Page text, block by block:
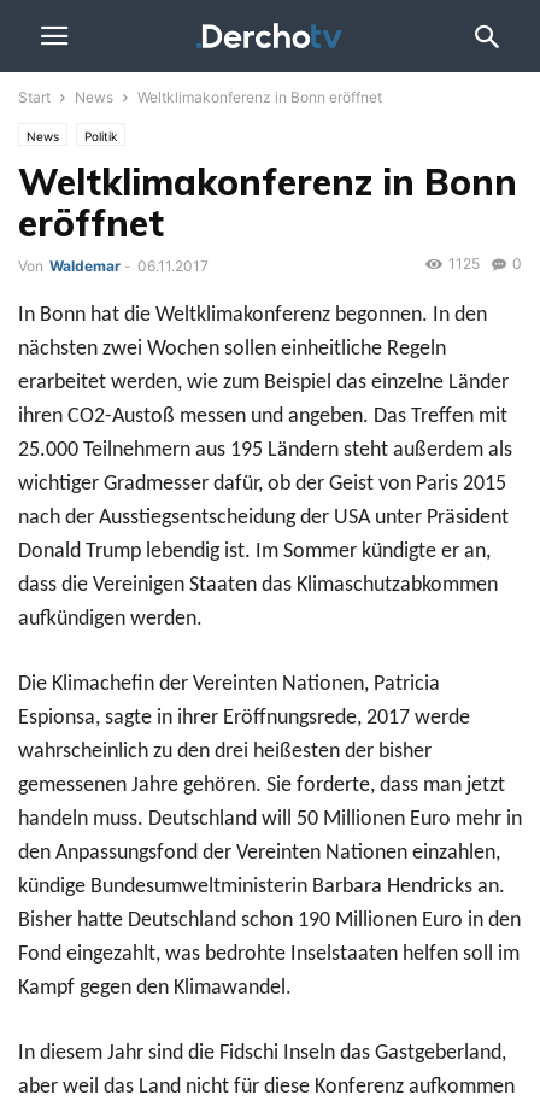
Start News Weltklimakonferenz in Bonn eröffnet
News Politik
Weltklimakonferenz in Bonn
eröffnet
Von Waldemar - 06.11.2017 0
1125
In Bonn hat die Weltklimakonferenz begonnen. In den
nächsten zwei Wochen sollen einheitliche Regeln
erarbeitet werden, wie zum Beispiel das einzelne Länder
ihren CO2-Austoß messen und angeben. Das Treffen mit
25.000 Teilnehmern aus 195 Ländern steht außerdem als
wichtiger Gradmesser dafür, ob der Geist von Paris 2015
nach der Ausstiegsentscheidung der USA unter Präsident
Donald Trump lebendig ist. Im Sommer kündigte er an,
dass die Vereinigen Staaten das Klimaschutzabkommen
aufkündigen werden.
Die Klimachefin der Vereinten Nationen, Patricia
Espionsa, sagte in ihrer Eröffnungsrede, 2017 werde
wahrscheinlich zu den drei heißesten der bisher
gemessenen Jahre gehören. Sie forderte, dass man jetzt
handeln muss. Deutschland will 50 Millionen Euro mehr in
den Anpassungsfond der Vereinten Nationen einzahlen,
kündige Bundesumweltministerin Barbara Hendricks an.
Bisher hatte Deutschland schon 190 Millionen Euro in den
Fond eingezahlt, was bedrohte Inselstaaten helfen soll im
Kampf gegen den Klimawandel.
In diesem Jahr sind die Fidschi Inseln das Gastgeberland,
aber weil das Land nicht für diese Konferenz aufkommen